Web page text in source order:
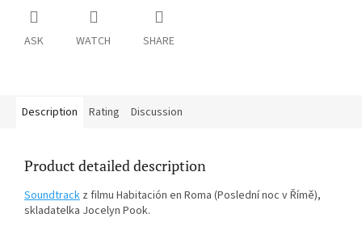
ASK WATCH SHARE
Description Rating Discussion
Product detailed description
Soundtrack z filmu Habitación en Roma (Poslední noc v Římě),
skladatelka Jocelyn Pook.